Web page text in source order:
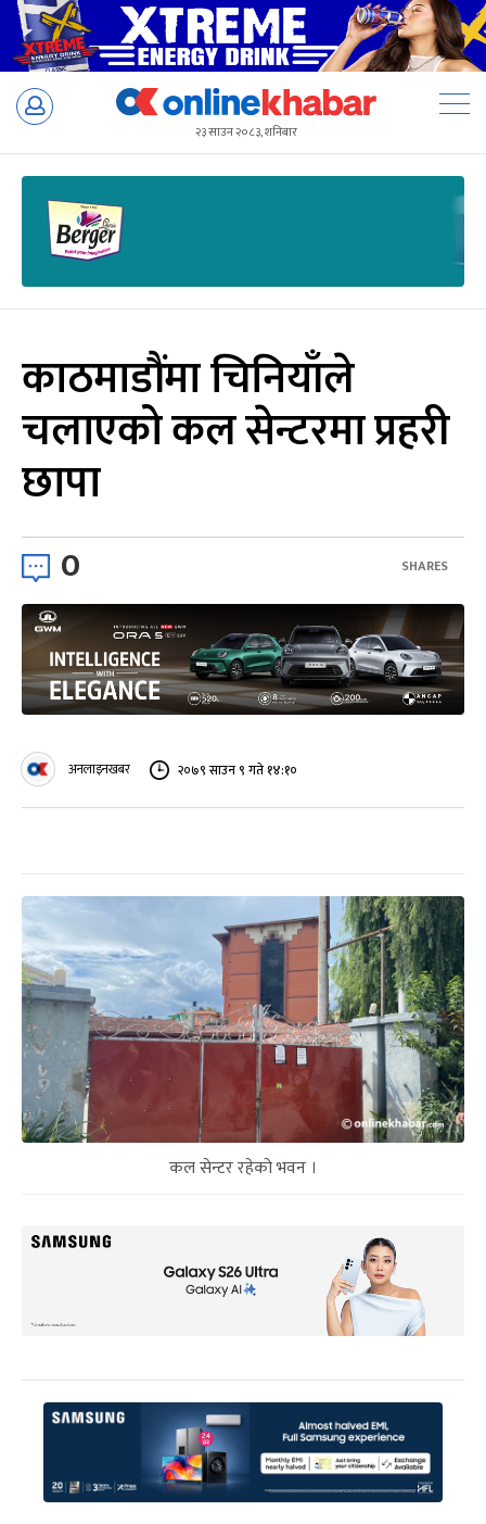
Skip
२३ साउन २०८३, शनिबार
काठमाडौंमा चिनियाँले
चलाएको कल सेन्टरमा प्रहरी
छापा
0 SHARES
अनलाइनखबर २०७९ साउन ९ गते १४:१०
कल सेन्टर रहेको भवन ।